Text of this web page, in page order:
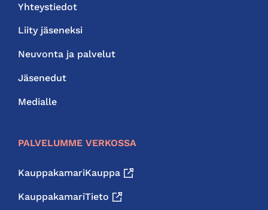
Yhteystiedot
Liity jäseneksi
Neuvonta ja palvelut
Jäsenedut
Medialle
PALVELUMME VERKOSSA
KauppakamariKauppa
KauppakamariTieto